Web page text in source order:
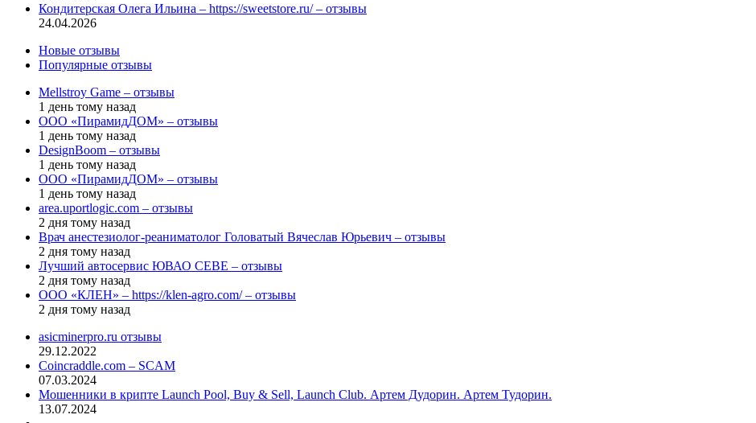
Кондитерская Олега Ильина – https://sweetstore.ru/ – отзывы
24.04.2026
Новые отзывы
Популярные отзывы
Mellstroy Game – отзывы
1 день тому назад
ООО «ПирамидДОМ» – отзывы
1 день тому назад
DesignBoom – отзывы
1 день тому назад
ООО «ПирамидДОМ» – отзывы
1 день тому назад
area.uportlogic.com – отзывы
2 дня тому назад
Врач анестезиолог-реаниматолог Головатый Вячеслав Юрьевич – отзывы
2 дня тому назад
Лучший автосервис ЮВАО CEBE – отзывы
2 дня тому назад
ООО «КЛЕН» – https://klen-agro.com/ – отзывы
2 дня тому назад
asicminerpro.ru отзывы
29.12.2022
Coincraddle.com – SCAM
07.03.2024
Мошенники в крипте Launch Pool, Buy & Sell, Launch Club. Артем Дудорин. Артем Тудорин.
13.07.2024